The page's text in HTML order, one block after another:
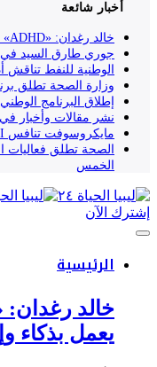
أخبار شائعة
خالد رغدان: «ADHD» ليس عجزا بل عقل يعمل بذكاء وإيقاع مختلف
جوري طارق السيد في
الوطنية للنفط تناقش
وزارة الصحة تطلق
إطلاق البرنامج
نشر مقالات وأخبار
مايكروسوفت تنافس OpenAI بـ “تطبيق فائق” لخدمات Copilot
الصحة تطلق فعاليات
الخمس
إشترك الآن
الرئيسية
يعمل بذكاء